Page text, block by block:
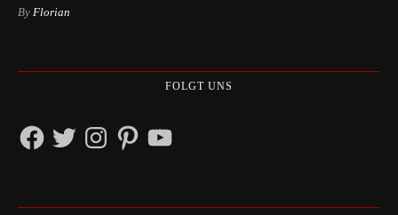
By Florian
FOLGT UNS
FacebookTwitterInstagramPinterestYouTube